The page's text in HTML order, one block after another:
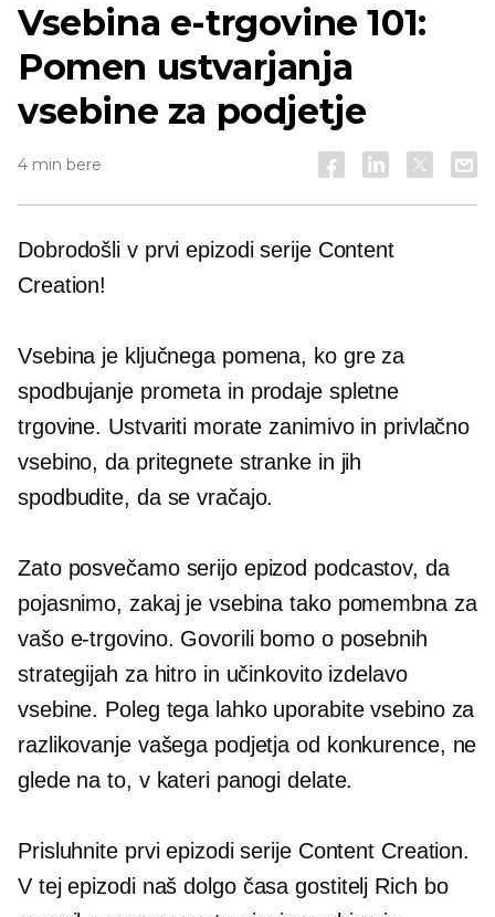
Vsebina e-trgovine 101:
Pomen ustvarjanja
vsebine za podjetje
4 min bere
Dobrodošli v prvi epizodi serije Content
Creation!
Vsebina je ključnega pomena, ko gre za
spodbujanje prometa in prodaje spletne
trgovine. Ustvariti morate zanimivo in privlačno
vsebino, da pritegnete stranke in jih
spodbudite, da se vračajo.
Zato posvečamo serijo epizod podcastov, da
pojasnimo, zakaj je vsebina tako pomembna za
vašo e-trgovino. Govorili bomo o posebnih
strategijah za hitro in učinkovito izdelavo
vsebine. Poleg tega lahko uporabite vsebino za
razlikovanje vašega podjetja od konkurence, ne
glede na to, v kateri panogi delate.
Prisluhnite prvi epizodi serije Content Creation.
V tej epizodi našdolgo časa gostitelj Rich bo